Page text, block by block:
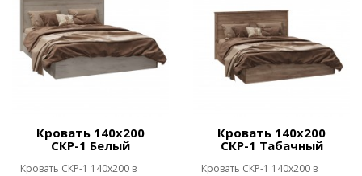
Кровать 140х200
СКР-1 Белый
Кровать СКР-1 140х200 в
Кровать 140х200
СКР-1 Табачный
Кровать СКР-1 140х200 в